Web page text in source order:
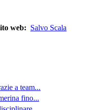
web: Salvo Scala
a team...
fino...